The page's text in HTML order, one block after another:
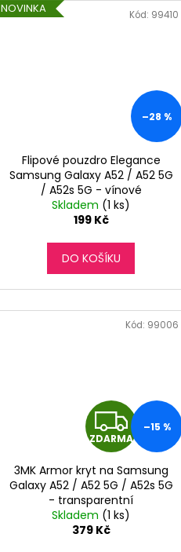
NOVINKA
–28 %
Flipové pouzdro Elegance
Samsung Galaxy A52 / A52 5G
/ A52s 5G - vínové
Skladem (1 ks)
199 Kč
DO KOŠÍKU
Kód: 99410
Z
D
A
R
ZDARMA
–15 %
3MK Armor kryt na Samsung
Galaxy A52 / A52 5G / A52s 5G
- transparentní
Skladem (1 ks)
379 Kč
Kód: 99006